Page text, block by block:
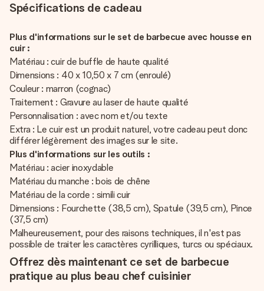
Spécifications de cadeau
Plus d'informations sur le set de barbecue avec housse en
cuir :
Matériau : cuir de buffle de haute qualité
Dimensions : 40 x 10,50 x 7 cm (enroulé)
Couleur : marron (cognac)
Traitement : Gravure au laser de haute qualité
Personnalisation : avec nom et/ou texte
Extra : Le cuir est un produit naturel, votre cadeau peut donc
différer légèrement des images sur le site.
Plus d'informations sur les outils :
Matériau : acier inoxydable
Matériau du manche : bois de chêne
Matériau de la corde : simili cuir
Dimensions : Fourchette (38,5 cm), Spatule (39,5 cm), Pince
(37,5 cm)
Malheureusement, pour des raisons techniques, il n'est pas
possible de traiter les caractères cyrilliques, turcs ou spéciaux.
Offrez dès maintenant ce set de barbecue
pratique au plus beau chef cuisinier